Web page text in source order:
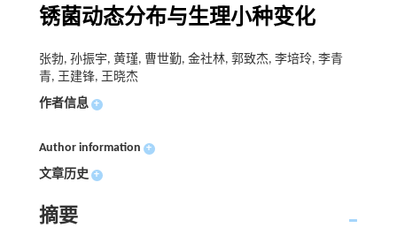
锈菌动态分布与生理小种变化
张勃, 孙振宇, 黄瑾, 曹世勤, 金社林, 郭致杰, 李培玲, 李青
青, 王建锋, 王晓杰
作者信息 +
Author information +
文章历史 +
摘要